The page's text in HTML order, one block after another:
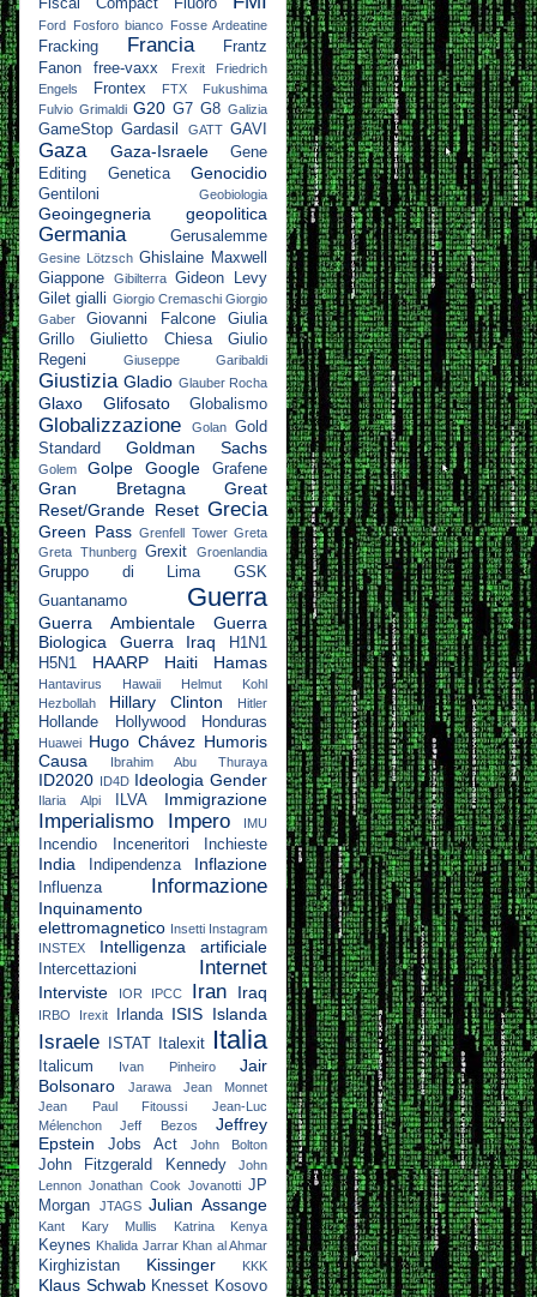
Fiscal Compact Fluoro
Ford Fosforo bianco Fosse Ardeatine
Fracking Francia
Frantz
Fanon
free-vaxx Frexit
Friedrich
Engels
Frontex FTX
Fukushima
Fulvio Grimaldi G20 G7 G8 Galizia
GameStop Gardasil GATT GAVI
Gaza Gaza-Israele
Gene
Editing
Genetica Genocidio
Gentiloni Geobiologia
Geoingegneria geopolitica
Germania Gerusalemme
Gesine Lötzsch Ghislaine Maxwell
Giappone
Gibilterra Gideon Levy
Gilet gialli Giorgio Cremaschi Giorgio
Gaber
Giovanni Falcone
Giulia
Grillo
Giulietto Chiesa
Giulio
Regeni
Giuseppe Garibaldi
Giustizia Gladio Glauber Rocha
Glaxo Glifosato Globalismo
Globalizzazione Golan Gold
Standard
Goldman Sachs
Golem Golpe Google Grafene
Gran Bretagna
Great
Reset/Grande Reset Grecia
Green Pass Grenfell Tower Greta
Greta Thunberg Grexit Groenlandia
Gruppo di Lima
GSK
Guantanamo
Guerra
Guerra Ambientale
Guerra
Biologica
Guerra Iraq
H1N1
H5N1
HAARP Haiti Hamas
Hantavirus Hawaii
Helmut Kohl
Hezbollah
Hillary Clinton Hitler
Hollande Hollywood Honduras
Huawei Hugo Chávez Humoris
Causa
Ibrahim Abu Thuraya
ID2020 ID4D Ideologia Gender
Ilaria Alpi ILVA Immigrazione
Imperialismo Impero IMU
Incendio Inceneritori Inchieste
India Indipendenza Inflazione
Influenza Informazione
Inquinamento
elettromagnetico Insetti Instagram
INSTEX
Intelligenza artificiale
Intercettazioni Internet
Interviste IOR IPCC Iran Iraq
IRBO Irexit Irlanda ISIS Islanda
Israele ISTAT Italexit Italia
Italicum Ivan Pinheiro
Jair
Bolsonaro
Jarawa
Jean Monnet
Jean Paul Fitoussi
Jean-Luc
Mélenchon
Jeff Bezos
Jeffrey
Epstein
Jobs Act John Bolton
John Fitzgerald Kennedy
John
Lennon Jonathan Cook Jovanotti JP
Morgan
JTAGS Julian Assange
Kant Kary Mullis Katrina Kenya
Keynes Khalida Jarrar Khan al Ahmar
Kirghizistan Kissinger KKK
Klaus Schwab Knesset Kosovo